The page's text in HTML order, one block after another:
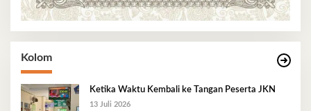
Kolom
Ketika Waktu Kembali ke Tangan Peserta JKN
13 Juli 2026